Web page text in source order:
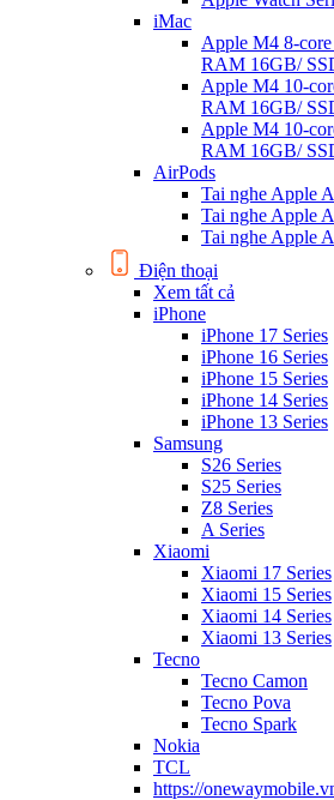
iMac
Apple M4 8-
RAM 16GB/
Apple M4 10-
RAM 16GB/
Apple M4 10-
RAM 16GB/
AirPods
Tai nghe Apple
Tai nghe Apple
Tai nghe Apple
Điện thoại
Xem tất cả
iPhone
iPhone 17 Series
iPhone 16 Series
iPhone 15 Series
iPhone 14 Series
iPhone 13 Series
Samsung
S26 Series
S25 Series
Z8 Series
A Series
Xiaomi
Xiaomi 17 Series
Xiaomi 15 Series
Xiaomi 14 Series
Xiaomi 13 Series
Tecno
Tecno Camon
Tecno Pova
Tecno Spark
Nokia
TCL
https://